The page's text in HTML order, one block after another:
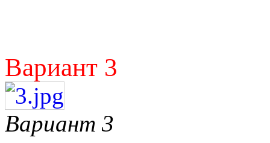
Вариант 3
Вариант 3